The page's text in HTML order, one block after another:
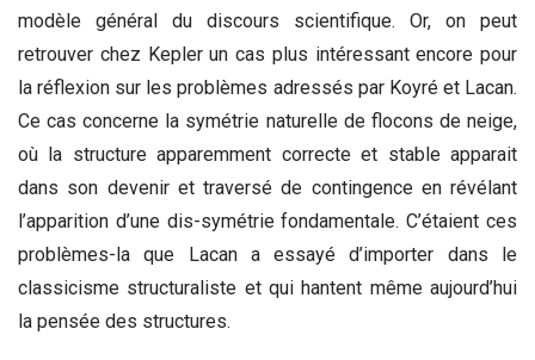
modèle général du discours scientifique. Or, on peut
retrouver chez Kepler un cas plus intéressant encore pour
la réflexion sur les problèmes adressés par Koyré et Lacan.
Ce cas concerne la symétrie naturelle de flocons de neige,
où la structure apparemment correcte et stable apparait
dans son devenir et traversé de contingence en révélant
l’apparition d’une dis-symétrie fondamentale. C’étaient ces
problèmes-la que Lacan a essayé d’importer dans le
classicisme structuraliste et qui hantent même aujourd’hui
la pensée des structures.